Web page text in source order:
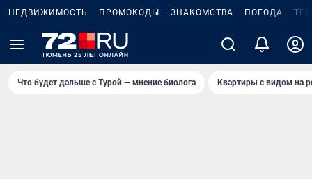
НЕДВИЖИМОСТЬ ПРОМОКОДЫ ЗНАКОМСТВА ПОГОДА
Что будет дальше с Турой — мнение биолога Квартиры с видом на